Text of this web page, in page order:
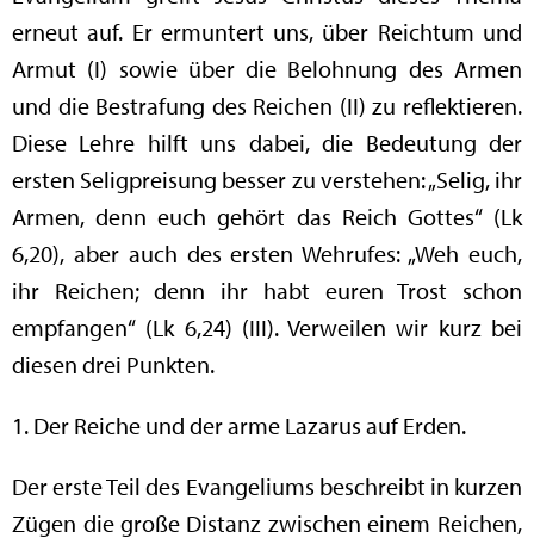
erneut auf. Er ermuntert uns, über Reichtum und
Armut (I) sowie über die Belohnung des Armen
und die Bestrafung des Reichen (II) zu reflektieren.
Diese Lehre hilft uns dabei, die Bedeutung der
ersten Seligpreisung besser zu verstehen: „Selig, ihr
Armen, denn euch gehört das Reich Gottes“ (Lk
6,20), aber auch des ersten Wehrufes: „Weh euch,
ihr Reichen; denn ihr habt euren Trost schon
empfangen“ (Lk 6,24) (III). Verweilen wir kurz bei
diesen drei Punkten.
1. Der Reiche und der arme Lazarus auf Erden.
Der erste Teil des Evangeliums beschreibt in kurzen
Zügen die große Distanz zwischen einem Reichen,